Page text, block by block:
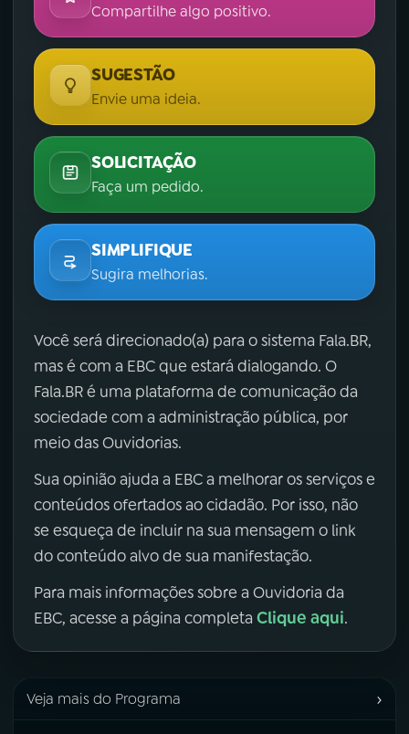
Compartilhe algo positivo.
SUGESTÃO
Envie uma ideia.
SOLICITAÇÃO
Faça um pedido.
SIMPLIFIQUE
Sugira melhorias.
Você será direcionado(a) para o sistema Fala.BR,
mas é com a EBC que estará dialogando. O
Fala.BR é uma plataforma de comunicação da
sociedade com a administração pública, por
meio das Ouvidorias.
Sua opinião ajuda a EBC a melhorar os serviços e
conteúdos ofertados ao cidadão. Por isso, não
se esqueça de incluir na sua mensagem o link
do conteúdo alvo de sua manifestação.
Para mais informações sobre a Ouvidoria da
EBC, acesse a página completa Clique aqui.
Veja mais do Programa ›